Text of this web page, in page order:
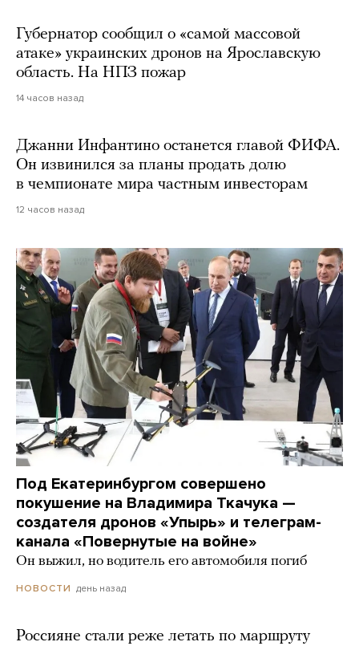
Губернатор сообщил о «самой массовой
атаке» украинских дронов на Ярославскую
область. На НПЗ пожар
14 часов назад
Джанни Инфантино останется главой ФИФА.
Он извинился за планы продать долю
в чемпионате мира частным инвесторам
12 часов назад
Под Екатеринбургом совершено
покушение на Владимира Ткачука —
создателя дронов «Упырь» и телеграм-
канала «Повернутые на войне»
Он выжил, но водитель его автомобиля погиб
НОВОСТИ день назад
Россияне стали реже летать по маршруту